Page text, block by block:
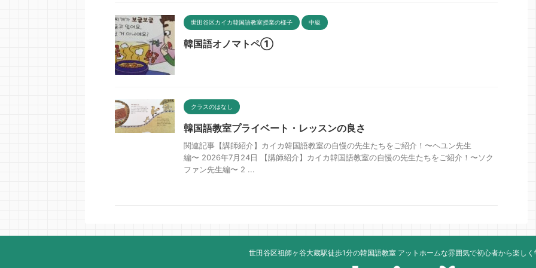
世田谷区カイカ韓国語教室授業の様子 中級
韓国語オノマトペ➀
クラスのはなし
韓国語教室プライベート・レッスンの良さ
関連記事【講師紹介】カイカ韓国語教室の自慢の先生たちをご紹介！〜ヘユン先生
編〜 2026年7月24日 【講師紹介】カイカ韓国語教室の自慢の先生たちをご紹介！〜ソク
ファン先生編〜 2 ...
世田谷区祖師ヶ谷大蔵駅徒歩1分の韓国語教室 アットホームな雰囲気で初心者から楽しく